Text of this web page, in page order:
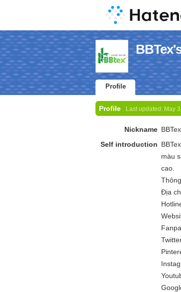
Profile
Profile Last updated: May
Nickname BBTex
Self introduction
màu
cao.
Địa